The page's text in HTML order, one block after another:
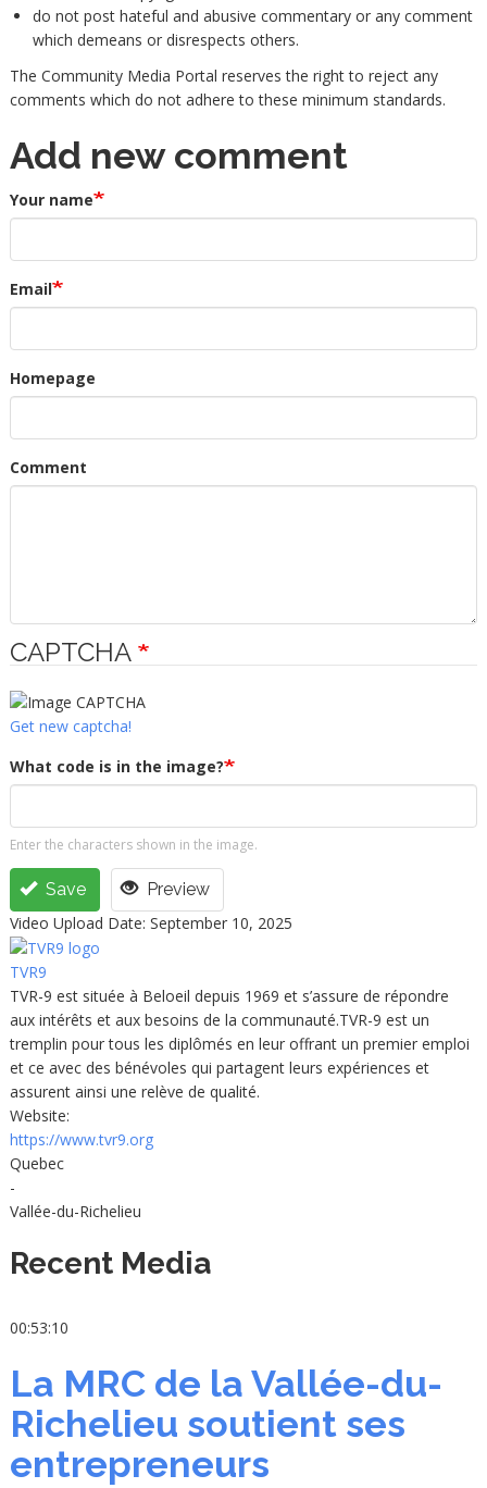
do not post hateful and abusive commentary or any comment
which demeans or disrespects others.
The Community Media Portal reserves the right to reject any
comments which do not adhere to these minimum standards.
Add new comment
Your name
Email
Homepage
Comment
CAPTCHA
Get new captcha!
What code is in the image?
Enter the characters shown in the image.
Save
Preview
Video Upload Date: September 10, 2025
TVR9
TVR-9 est située à Beloeil depuis 1969 et s’assure de répondre
aux intérêts et aux besoins de la communauté.TVR-9 est un
tremplin pour tous les diplômés en leur offrant un premier emploi
et ce avec des bénévoles qui partagent leurs expériences et
assurent ainsi une relève de qualité.
Website:
https://www.tvr9.org
Quebec
-
Vallée-du-Richelieu
Recent Media
00:53:10
La MRC de la Vallée-du-
Richelieu soutient ses
entrepreneurs